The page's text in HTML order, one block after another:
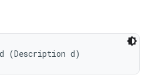
(Description d)